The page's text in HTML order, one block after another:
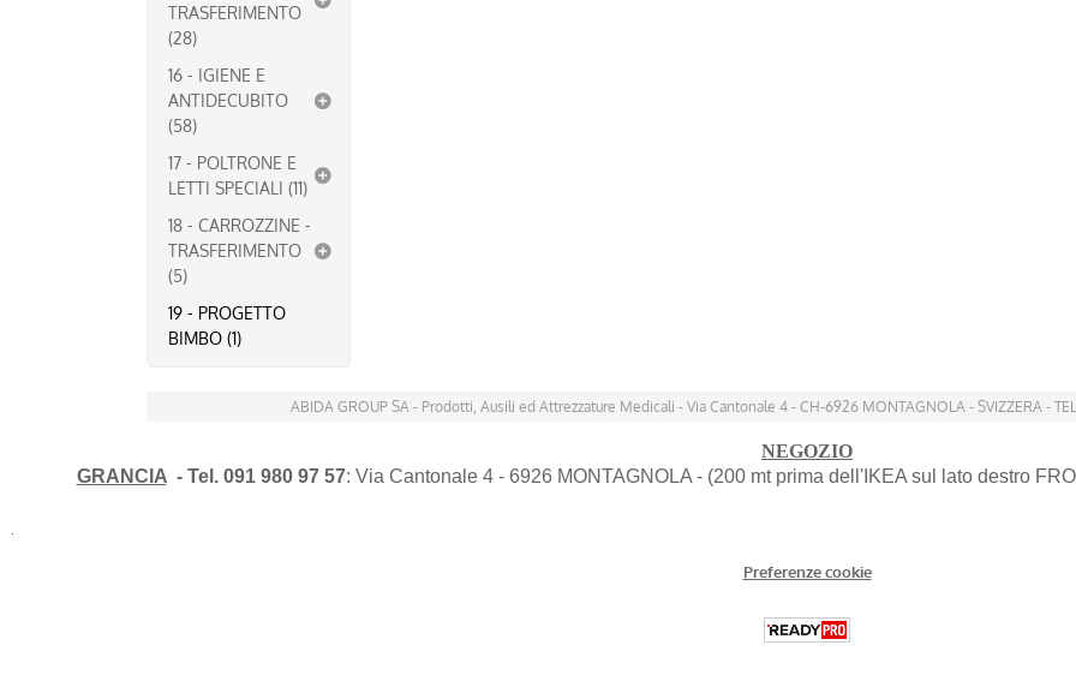
TRASFERIMENTO
(28)
16 - IGIENE E
ANTIDECUBITO
(58)
17 - POLTRONE E
LETTI SPECIALI (11)
18 - CARROZZINE -
TRASFERIMENTO
(5)
19 - PROGETTO
BIMBO (1)
ABIDA GROUP SA - Prodotti, Ausili ed Attrezzature Medicali - Via Cantonale 4 - CH-6926 MONTAGNOLA - SVIZZERA -
NEGOZIO
GRANCIA - Tel. 091 980 97 57: Via Cantonale 4 - 6926 MONTAGNOLA - (200 mt prima dell'IKEA sul lato destro
Preferenze cookie